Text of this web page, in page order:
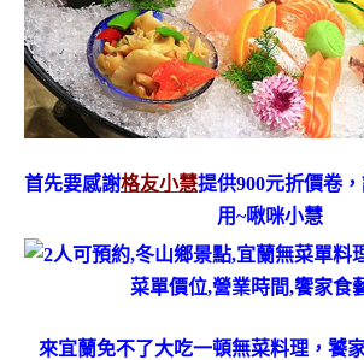
首先要感謝格友小慧提供900元折價卷
用~啾咪小慧
來宜蘭免不了大吃一頓無菜料理，饕